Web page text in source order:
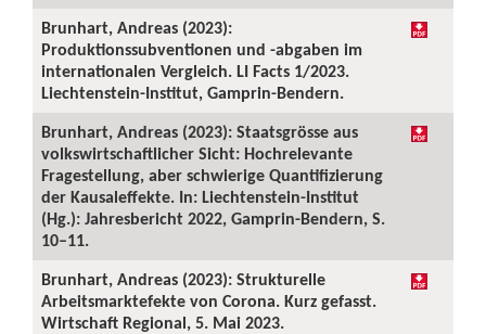
Brunhart, Andreas (2023):
Produktionssubventionen und -abgaben im
internationalen Vergleich. LI Facts 1/2023.
Liechtenstein-Institut, Gamprin-Bendern.
Brunhart, Andreas (2023): Staatsgrösse aus
volkswirtschaftlicher Sicht: Hochrelevante
Fragestellung, aber schwierige Quantifizierung
der Kausaleffekte. In: Liechtenstein-Institut
(Hg.): Jahresbericht 2022, Gamprin-Bendern, S.
10–11.
Brunhart, Andreas (2023): Strukturelle
Arbeitsmarktefekte von Corona. Kurz gefasst.
Wirtschaft Regional, 5. Mai 2023.